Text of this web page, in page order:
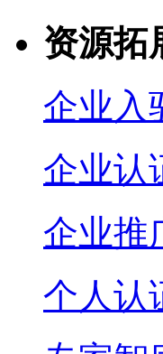
资源拓
企业入
企业认
企业推
个人认